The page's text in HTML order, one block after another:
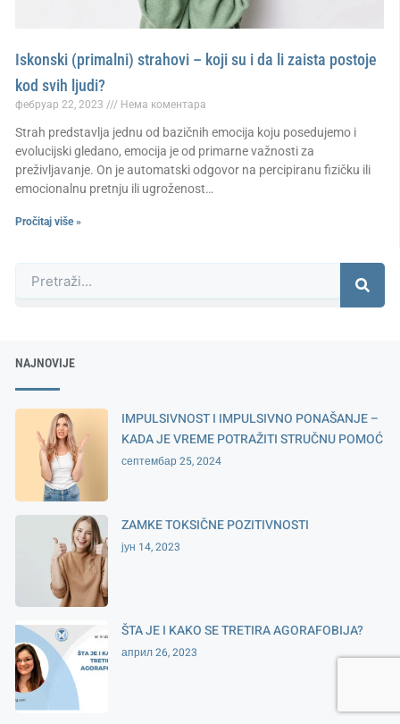
Iskonski (primalni) strahovi – koji su i da li zaista postoje
kod svih ljudi?
фебруар 22, 2023 Нема коментара
Strah predstavlja jednu od bazičnih emocija koju posedujemo i
evolucijski gledano, emocija je od primarne važnosti za
preživljavanje. On je automatski odgovor na percipiranu fizičku ili
emocionalnu pretnju ili ugroženost…
Pročitaj više »
NAJNOVIJE
IMPULSIVNOST I IMPULSIVNO PONAŠANJE –
KADA JE VREME POTRAŽITI STRUČNU POMOĆ
септембар 25, 2024
ZAMKE TOKSIČNE POZITIVNOSTI
јун 14, 2023
ŠTA JE I KAKO SE TRETIRA AGORAFOBIJA?
април 26, 2023